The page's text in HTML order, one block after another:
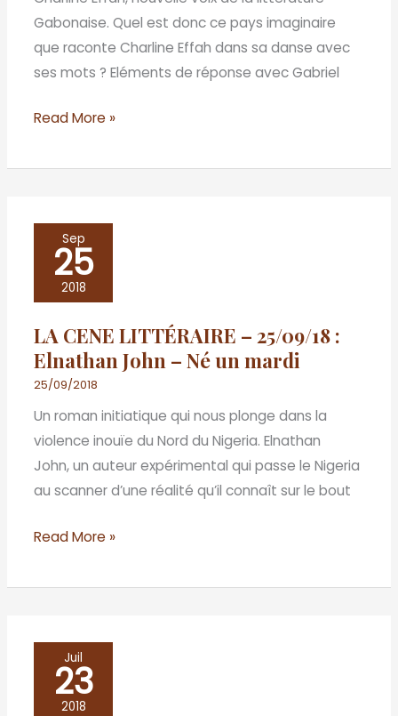
Gabonaise. Quel est donc ce pays imaginaire
que raconte Charline Effah dans sa danse avec
ses mots ? Eléments de réponse avec Gabriel
–
La
Danse
Pilar
Read More »
Sep
25
2018
LA CENE LITTÉRAIRE – 25/09/18 :
Elnathan John – Né un mardi
25/09/2018
Un roman initiatique qui nous plonge dans la
violence inouïe du Nord du Nigeria. Elnathan
John, un auteur expérimental qui passe le Nigeria
au scanner d’une réalité qu’il connaît sur le bout
CENE
LITTÉRAIRE
25/09/18
:
Elnathan
John
–
Né
un
Read More »
Juil
23
2018
CENE
LITTÉRAIRE